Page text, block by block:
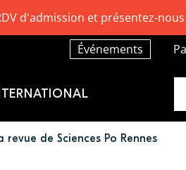
de Sciences Po Rennes
Événements
d'admission et présentez-